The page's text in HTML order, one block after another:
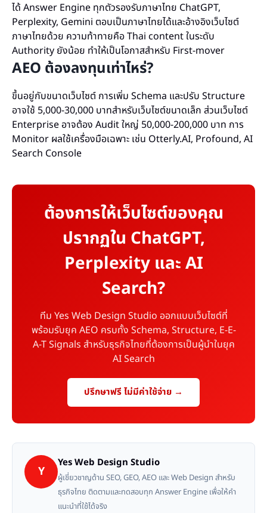
ได้ Answer Engine ทุกตัวรองรับภาษาไทย ChatGPT,
Perplexity, Gemini ตอบเป็นภาษาไทยได้และอ้างอิงเว็บไซต์
ภาษาไทยด้วย ความท้าทายคือ Thai content ในระดับ
Authority ยังน้อย ทำให้เป็นโอกาสสำหรับ First-mover
AEO ต้องลงทุนเท่าไหร่?
ขึ้นอยู่กับขนาดเว็บไซต์ การเพิ่ม Schema และปรับ Structure
อาจใช้ 5,000-30,000 บาทสำหรับเว็บไซต์ขนาดเล็ก ส่วนเว็บไซต์
Enterprise อาจต้อง Audit ใหญ่ 50,000-200,000 บาท การ
Monitor ผลใช้เครื่องมือเฉพาะ เช่น Otterly.AI, Profound, AI
Search Console
ต้องการให้เว็บไซต์ของคุณ
ปรากฏใน ChatGPT,
Perplexity และ AI
Search?
ทีม Yes Web Design Studio ออกแบบเว็บไซต์ที่
พร้อมรับยุค AEO ครบทั้ง Schema, Structure, E-E-
A-T Signals สำหรับธุรกิจไทยที่ต้องการเป็นผู้นำในยุค
AI Search
ปรึกษาฟรี ไม่มีค่าใช้จ่าย →
Y
Yes Web Design Studio
ผู้เชี่ยวชาญด้าน SEO, GEO, AEO และ Web Design สำหรับ
ธุรกิจไทย ติดตามและทดสอบทุก Answer Engine เพื่อให้คำ
แนะนำที่ใช้ได้จริง